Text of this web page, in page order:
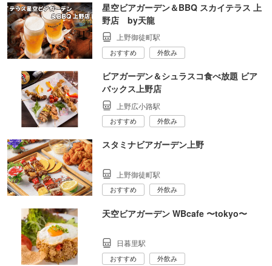
星空ビアガーデン＆BBQ スカイテラス 上
野店 by天龍
上野御徒町駅
おすすめ 外飲み
ビアガーデン＆シュラスコ食べ放題 ビア
バックス上野店
上野広小路駅
おすすめ 外飲み
スタミナビアガーデン上野
上野御徒町駅
おすすめ 外飲み
天空ビアガーデン WBcafe 〜tokyo〜
日暮里駅
おすすめ 外飲み